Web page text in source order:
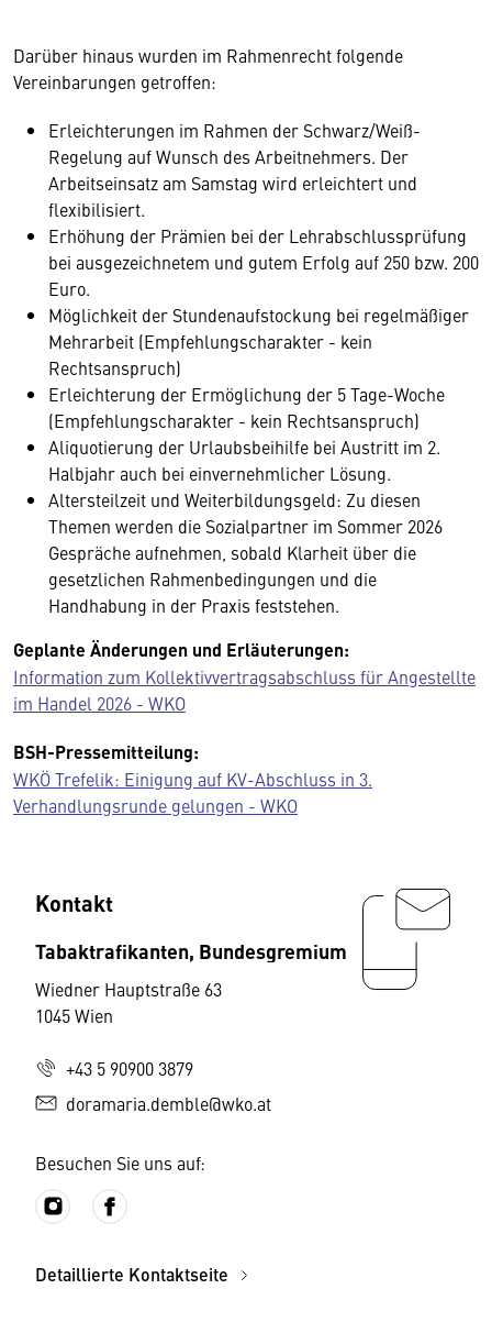
Darüber hinaus wurden im Rahmenrecht folgende
Vereinbarungen getroffen:
Erleichterungen im Rahmen der Schwarz/Weiß-
Regelung auf Wunsch des Arbeitnehmers. Der
Arbeitseinsatz am Samstag wird erleichtert und
flexibilisiert.
Erhöhung der Prämien bei der Lehrabschlussprüfung
bei ausgezeichnetem und gutem Erfolg auf 250 bzw. 200
Euro.
Möglichkeit der Stundenaufstockung bei regelmäßiger
Mehrarbeit (Empfehlungscharakter - kein
Rechtsanspruch)
Erleichterung der Ermöglichung der 5 Tage-Woche
(Empfehlungscharakter - kein Rechtsanspruch)
Aliquotierung der Urlaubsbeihilfe bei Austritt im 2.
Halbjahr auch bei einvernehmlicher Lösung.
Altersteilzeit und Weiterbildungsgeld: Zu diesen
Themen werden die Sozialpartner im Sommer 2026
Gespräche aufnehmen, sobald Klarheit über die
gesetzlichen Rahmenbedingungen und die
Handhabung in der Praxis feststehen.
Geplante Änderungen und Erläuterungen:
Information zum Kollektivvertragsabschluss für Angestellte
im Handel 2026 - WKO
BSH-Pressemitteilung:
WKÖ Trefelik: Einigung auf KV-Abschluss in 3.
Verhandlungsrunde gelungen - WKO
Kontakt
Tabaktrafikanten, Bundesgremium
Wiedner Hauptstraße 63
1045 Wien
+43 5 90900 3879
doramaria.demble@wko.at
Besuchen Sie uns auf:
Detaillierte Kontaktseite